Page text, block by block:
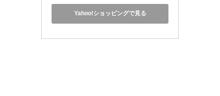
Yahoo!ショッピングで見る